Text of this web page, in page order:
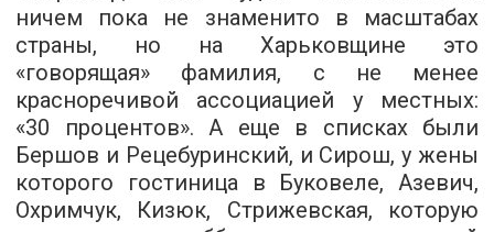
ничем пока не знаменито в масштабах
страны, но на Харьковщине это
«говорящая» фамилия, с не менее
красноречивой ассоциацией у местных:
«30 процентов». А еще в списках были
Бершов и Рецебуринский, и Сирош, у жены
которого гостиница в Буковеле, Азевич,
Охримчук, Кизюк, Стрижевская, которую